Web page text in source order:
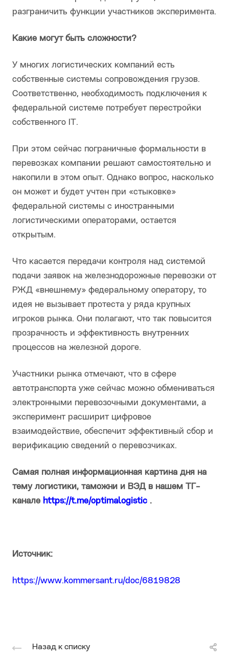
разграничить функции участников эксперимента.
Какие могут быть сложности?
У многих логистических компаний есть
собственные системы сопровождения грузов.
Соответственно, необходимость подключения к
федеральной системе потребует перестройки
собственного IT.
При этом сейчас пограничные формальности в
перевозках компании решают самостоятельно и
накопили в этом опыт. Однако вопрос, насколько
он может и будет учтен при «стыковке»
федеральной системы с иностранными
логистическими операторами, остается
открытым.
Что касается передачи контроля над системой
подачи заявок на железнодорожные перевозки от
РЖД «внешнему» федеральному оператору, то
идея не вызывает протеста у ряда крупных
игроков рынка. Они полагают, что так повысится
прозрачность и эффективность внутренних
процессов на железной дороге.
Участники рынка отмечают, что в сфере
автотранспорта уже сейчас можно обмениваться
электронными перевозочными документами, а
эксперимент расширит цифровое
взаимодействие, обеспечит эффективный сбор и
верификацию сведений о перевозчиках.
Самая полная информационная картина дня на
тему логистики, таможни и ВЭД в нашем ТГ-
канале https://t.me/optimalogistic .
Источник:
https://www.kommersant.ru/doc/6819828
Назад к списку